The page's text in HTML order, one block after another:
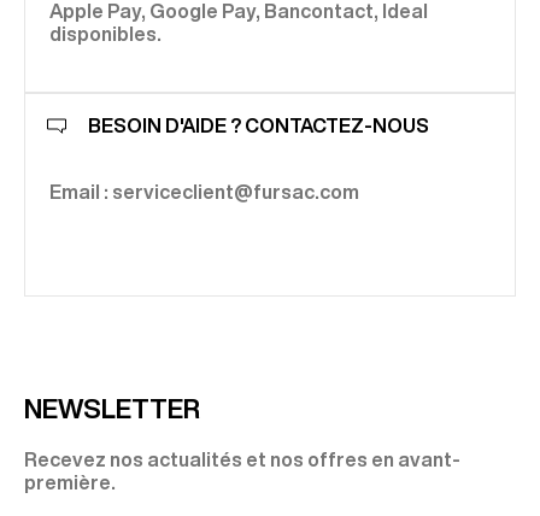
Apple Pay, Google Pay, Bancontact, Ideal
disponibles.
BESOIN D'AIDE ? CONTACTEZ-NOUS
Email : serviceclient@fursac.com
NEWSLETTER
Recevez nos actualités et nos offres en avant-
première.